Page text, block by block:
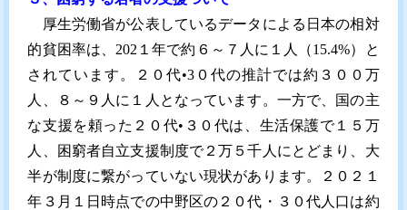
厚生労働省が公表しているデータによる日本の相対
的貧困率は、202１年で約６～７人に１人（15.4%）と
されています。２０代•3０代の推計では約３００万
人、８～９人に１人となっています。一方で、国の主
な支援を頼った２０代•３０代は、生活保護で１５万
人、困窮者自立支援制度で２万５千人にとどまり、大
半が制度に繋がっていない現状があります。２０２１
年３月１日時点での中野区の２０代・３０代人口は約